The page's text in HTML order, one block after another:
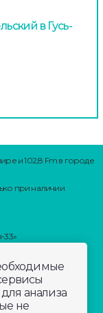
в Гусь-
и 102,8 Fm в городе
при наличии
33»
анализа
не